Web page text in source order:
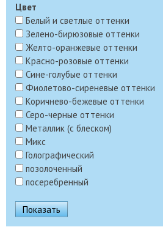
Цвет
Белый и светлые оттенки
Зелено-бирюзовые оттенки
Желто-оранжевые оттенки
Красно-розовые оттенки
Сине-голубые оттенки
Фиолетово-сиреневые оттенки
Коричнево-бежевые оттенки
Серо-черные оттенки
Металлик (с блеском)
Микс
Голографический
позолоченный
посеребренный